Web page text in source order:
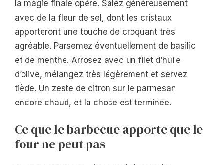
la magie finale opère. Salez généreusement
avec de la fleur de sel, dont les cristaux
apporteront une touche de croquant très
agréable. Parsemez éventuellement de basilic
et de menthe. Arrosez avec un filet d’huile
d’olive, mélangez très légèrement et servez
tiède. Un zeste de citron sur le parmesan
encore chaud, et la chose est terminée.
Ce que le barbecue apporte que le
four ne peut pas